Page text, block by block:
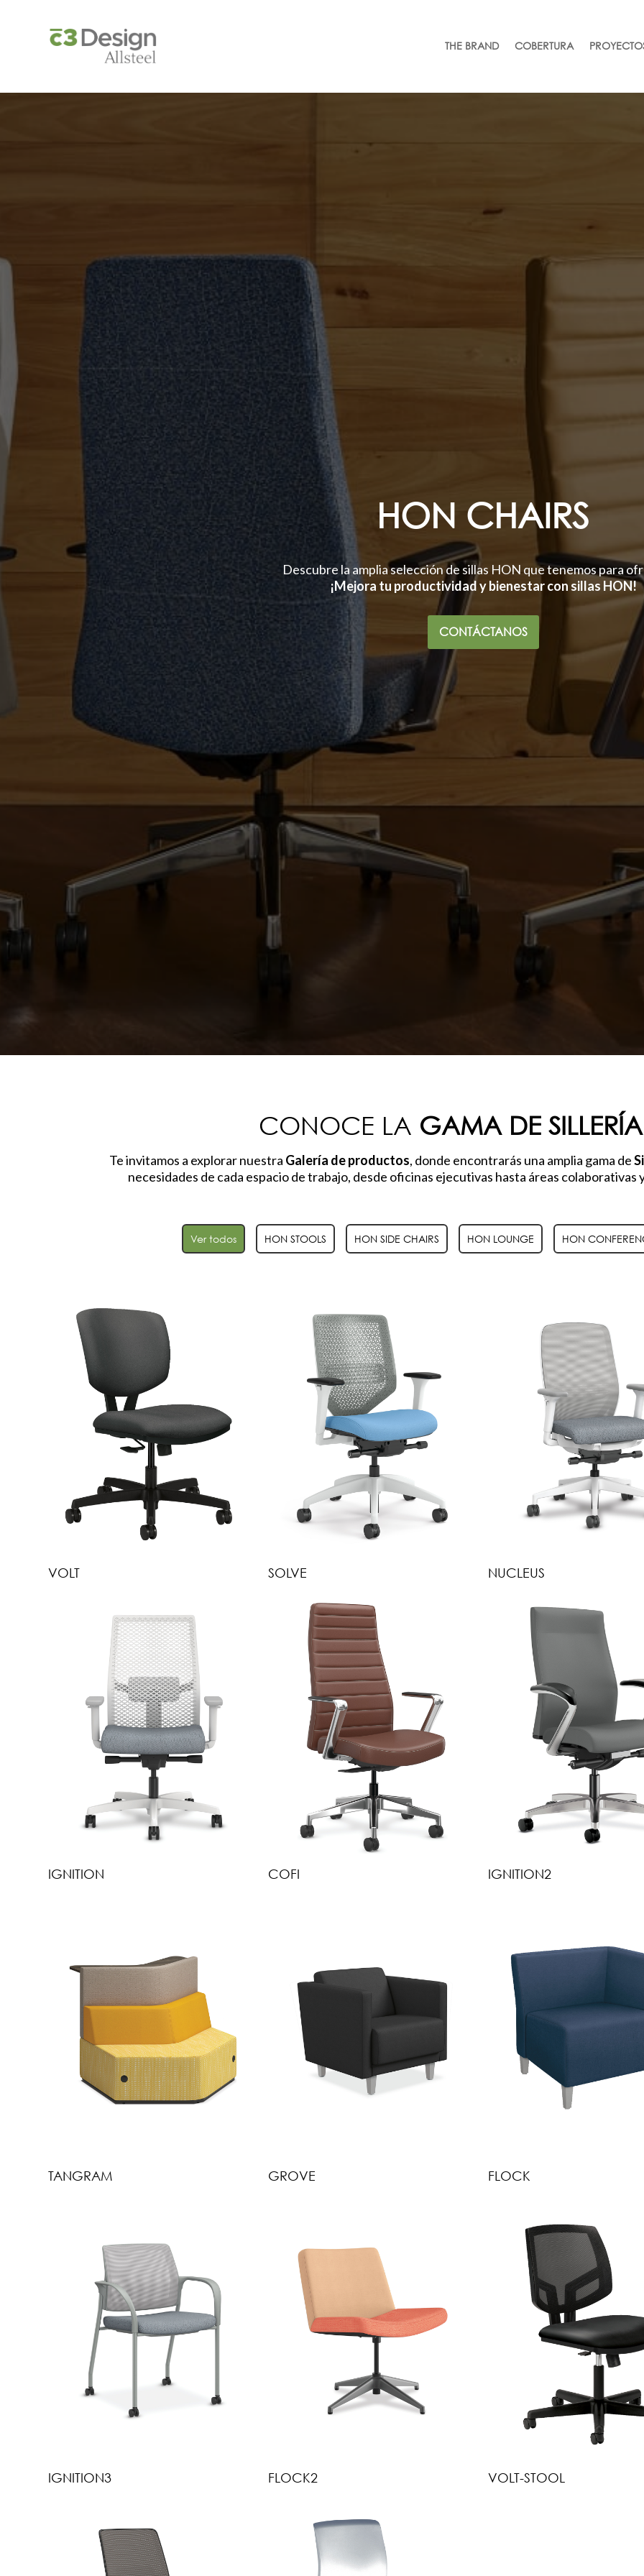
THE BRAND COBERTURA
HON CHAIRS
Descubre la amplia selección de sillas HON que tenemos para
¡Mejora tu productividad y bienestar con sillas HON!
CONTÁCTANOS
CONOCE LA GAMA DE
Te invitamos a explorar nuestra Galería de productos, donde encontrarás una amplia gama de
necesidades de cada espacio de trabajo, desde oficinas ejecutivas hasta áreas colaborativas
Ver todos HON STOOLS HON SIDE CHAIRS HON LOUNGE HON
VOLT SOLVE NUCLEUS
IGNITION COFI IGNITION2
TANGRAM GROVE FLOCK
IGNITION3 FLOCK2 VOLT-STOOL